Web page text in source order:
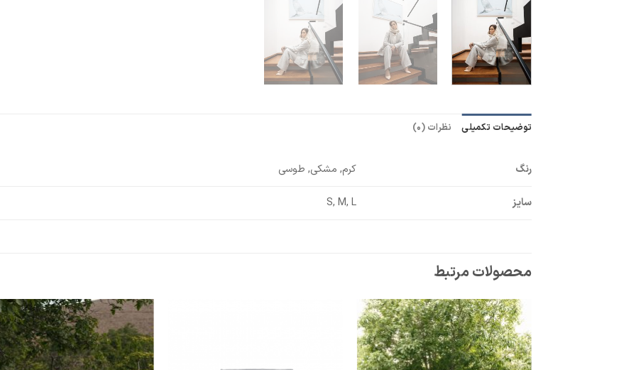
توضیحات تکمیلی نظرات (0)
رنگ کرم, مشکی, طوسی
سایز S, M, L
محصولات مرتبط
افزودن
به
علاقه